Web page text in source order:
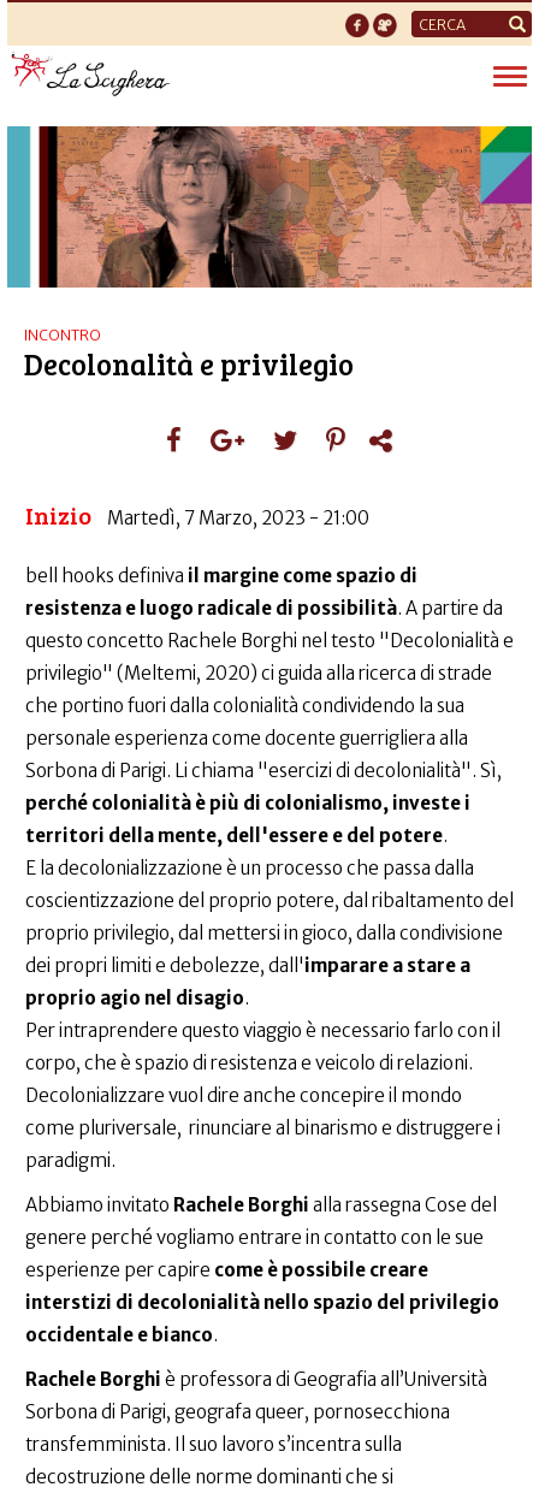
Form
di
ricerca
INCONTRO
Decolonalità e privilegio
Inizio Martedì, 7 Marzo, 2023 - 21:00
bell hooks definiva il margine come spazio di
resistenza e luogo radicale di possibilità. A partire da
questo concetto Rachele Borghi nel testo "Decolonialità e
privilegio" (Meltemi, 2020) ci guida alla ricerca di strade
che portino fuori dalla colonialità condividendo la sua
personale esperienza come docente guerrigliera alla
Sorbona di Parigi. Li chiama "esercizi di decolonialità". Sì,
perché colonialità è più di colonialismo, investe i
territori della mente, dell'essere e del potere.
E la decolonializzazione è un processo che passa dalla
coscientizzazione del proprio potere, dal ribaltamento del
proprio privilegio, dal mettersi in gioco, dalla condivisione
dei propri limiti e debolezze, dall'imparare a stare a
proprio agio nel disagio.
Per intraprendere questo viaggio è necessario farlo con il
corpo, che è spazio di resistenza e veicolo di relazioni.
Decolonializzare vuol dire anche concepire il mondo
come pluriversale, rinunciare al binarismo e distruggere i
paradigmi.
Abbiamo invitato Rachele Borghi alla rassegna Cose del
genere perché vogliamo entrare in contatto con le sue
esperienze per capire come è possibile creare
interstizi di decolonialità nello spazio del privilegio
occidentale e bianco.
Rachele Borghi è professora di Geografia all’Università
Sorbona di Parigi, geografa queer, pornosecchiona
transfemminista. Il suo lavoro s’incentra sulla
decostruzione delle norme dominanti che si